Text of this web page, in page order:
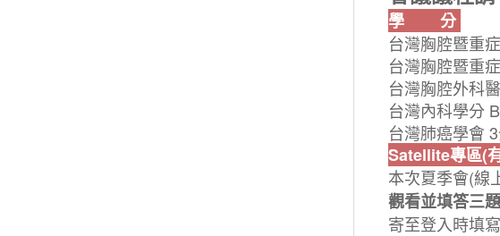
學 分
台灣胸腔暨重
台灣胸腔暨重
台灣胸腔外科
台灣內科學分
台灣肺癌學會
Satellite專區(
本次夏季會(線
觀看並填答三
寄至登入時填